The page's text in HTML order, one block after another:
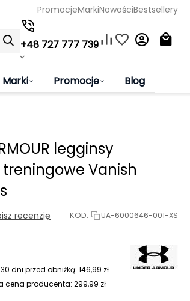
PromocjeMarkiNowościBestsellery
+48 727 777 739
Marki Promocje Blog
legginsy
Vanish
recenzję KOD: UA-6000646-001-XS
dni przed obniżką: 146,99 zł
cena producenta: 299,99 zł